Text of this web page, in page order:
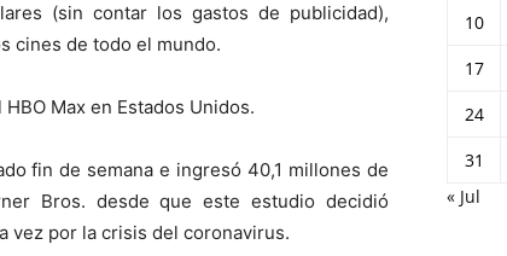
(sin contar los gastos de publicidad),
cines de todo el mundo.
Max en Estados Unidos.
fin de semana e ingresó 40,1 millones de
Bros. desde que este estudio decidió
vez por la crisis del coronavirus.
10
17
24
31
« Jul